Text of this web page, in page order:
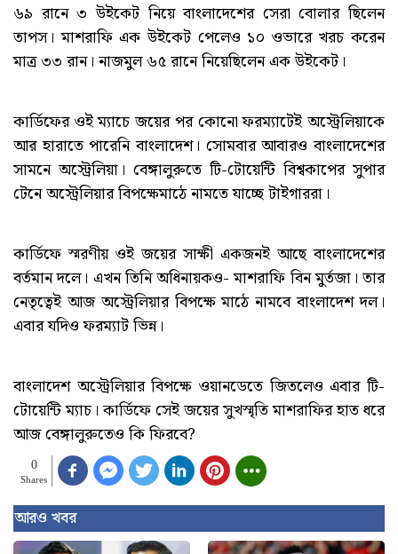
৬৯ রানে ৩ উইকেট নিয়ে বাংলাদেশের সেরা বোলার ছিলেন
তাপস। মাশরাফি এক উইকেট পেলেও ১০ ওভারে খরচ করেন
মাত্র ৩৩ রান। নাজমুল ৬৫ রানে নিয়েছিলেন এক উইকেট।
কার্ডিফের ওই ম্যাচে জয়ের পর কোনো ফরম্যাটেই অস্ট্রেলিয়াকে
আর হারাতে পারেনি বাংলাদেশ। সোমবার আবারও বাংলাদেশের
সামনে অস্ট্রেলিয়া। বেঙ্গালুরুতে টি-টোয়েন্টি বিশ্বকাপের সুপার
টেনে অস্ট্রেলিয়ার বিপক্ষেমাঠে নামতে যাচ্ছে টাইগাররা।
কার্ডিফে স্মরণীয় ওই জয়ের সাক্ষী একজনই আছে বাংলাদেশের
বর্তমান দলে। এখন তিনি অধিনায়কও- মাশরাফি বিন মুর্তজা। তার
নেতৃত্বেই আজ অস্ট্রেলিয়ার বিপক্ষে মাঠে নামবে বাংলাদেশ দল।
এবার যদিও ফরম্যাট ভিন্ন।
বাংলাদেশ অস্ট্রেলিয়ার বিপক্ষে ওয়ানডেতে জিতলেও এবার টি-
টোয়েন্টি ম্যাচ। কার্ডিফে সেই জয়ের সুখস্মৃতি মাশরাফির হাত ধরে
আজ বেঙ্গালুরুতেও কি ফিরবে?
0
Shares
আরও খবর